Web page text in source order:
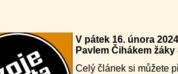
V pátek 16. února
Pavlem Čihákem
Celý článek si můžete